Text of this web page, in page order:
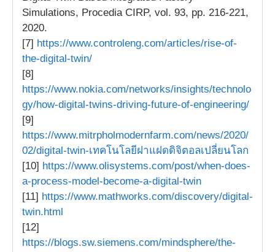
Simulations, Procedia CIRP, vol. 93, pp. 216-221,
2020.
[7] https://www.controleng.com/articles/rise-of-
the-digital-twin/
[8]
https://www.nokia.com/networks/insights/technolo
gy/how-digital-twins-driving-future-of-engineering/
[9]
https://www.mitrpholmodernfarm.com/news/2020/
02/digital-twin-เทคโนโลยีฝาแฝดดิจิตอลเปลี่ยนโลก
[10] https://www.olisystems.com/post/when-does-
a-process-model-become-a-digital-twin
[11] https://www.mathworks.com/discovery/digital-
twin.html
[12]
https://blogs.sw.siemens.com/mindsphere/the-